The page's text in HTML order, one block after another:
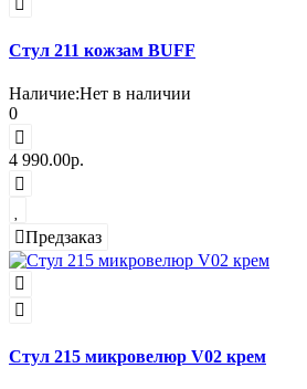
Стул 211 кожзам BUFF
Наличие:Нет в наличии
0
4 990.00р.
Предзаказ
Стул 215 микровелюр V02 крем